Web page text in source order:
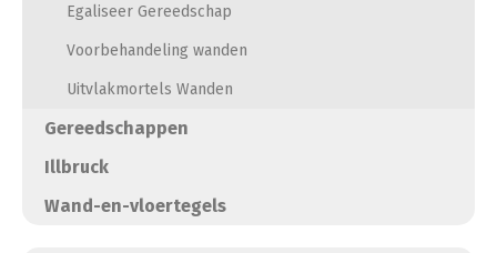
Egaliseer Gereedschap
Voorbehandeling wanden
Uitvlakmortels Wanden
Gereedschappen
Illbruck
Wand-en-vloertegels